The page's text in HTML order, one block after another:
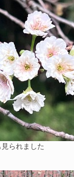
られました